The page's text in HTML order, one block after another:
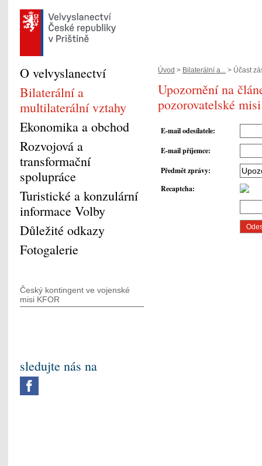
Úvod > Bilaterální a... > Účast
Upozornění na
pozorovatelské
E-mail odesílatele:
E-mail příjemce:
Předmět zprávy:
Recaptcha:
O velvyslanectví
Bilaterální a
multilaterální vztahy
Ekonomika a obchod
Rozvojová a
transformační
spolupráce
Turistické a konzulární
informace Volby
Důležité odkazy
Fotogalerie
Český kontingent ve vojenské
misi KFOR
sledujte nás na